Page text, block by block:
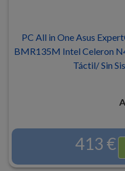
PC All in One Asus
BMR135M Intel Celeron
Táctil/ Sin
413 €